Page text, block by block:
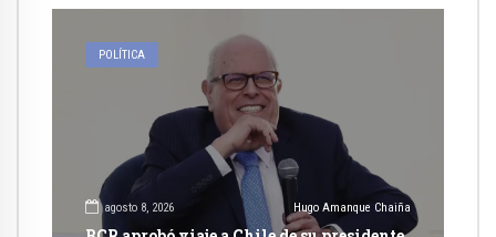
POLÍTICA
agosto 8, 2026 Hugo Amanque Chaiña